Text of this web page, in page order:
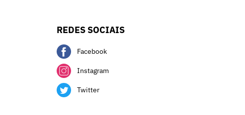
REDES SOCIAIS
Facebook
Instagram
Twitter